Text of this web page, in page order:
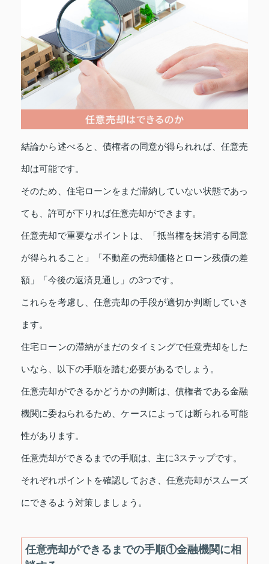
結論から述べると、債権者の同意が得られれば、任意売
却は可能です。
そのため、住宅ローンをまだ滞納していない状態であっ
ても、許可が下りれば任意売却ができます。
任意売却で重要なポイントは、「抵当権を抹消する同意
が得られること」「不動産の売却価格とローン残債の差
額」「今後の返済見通し」の3つです。
これらを考慮し、任意売却の手段が適切か判断していき
ます。
住宅ローンの滞納がまだのタイミングで任意売却をした
いなら、以下の手順を踏む必要があるでしょう。
任意売却ができるかどうかの判断は、債権者である金融
機関に委ねられるため、ケースによっては断られる可能
性があります。
任意売却ができるまでの手順は、主に3ステップです。
それぞれポイントを確認しておき、任意売却がスムーズ
にできるよう対策しましょう。
任意売却ができるまでの手順①金融機関に相